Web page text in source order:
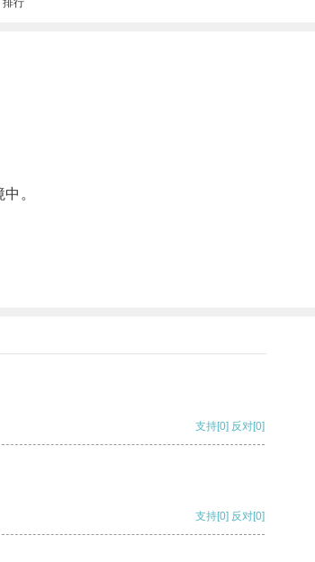
排行
。
支持[0] 反对[0]
支持[0] 反对[0]